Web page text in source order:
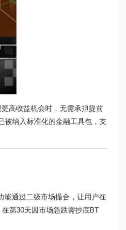
高收益机会时，无需承担提前
被纳入标准化的金融工具包，支
能通过二级市场撮合，让用户在
第30天因市场急跌需抄底BT